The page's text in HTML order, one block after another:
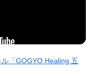
「GOGYO Healing 五